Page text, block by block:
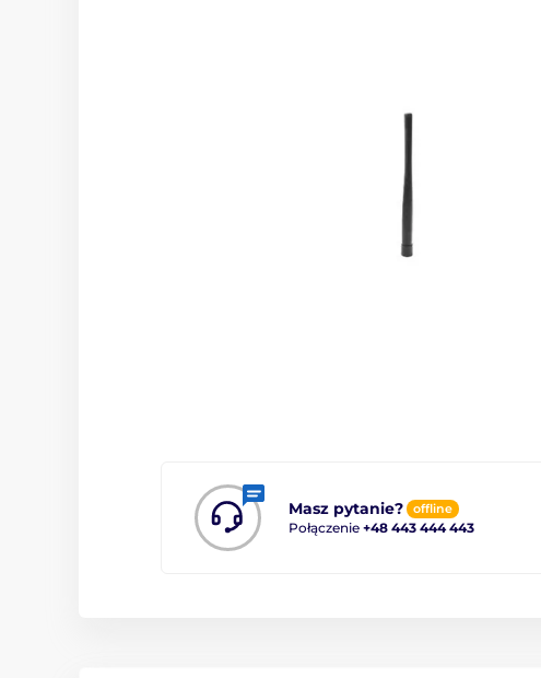
Masz pytanie? offline
Połączenie +48 443 444 443